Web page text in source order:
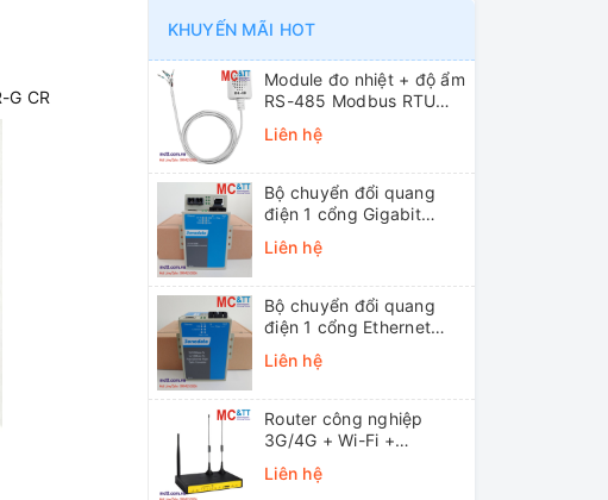
G CR
KHUYẾN MÃI HOT
Module đo nhiệt + độ ẩm
RS-485 Modbus RTU
ICP DAS DL-10 CR
Liên hệ
Bộ chuyển đổi quang
điện 1 cổng Gigabit
Ethernet 3Onedata
MODEL3012-S-SC-
mode, SC, 20KM)
Liên hệ
Bộ chuyển đổi quang
điện 1 cổng Ethernet
3onedata MODEL1100-
S-SC-20KM (Dual fiber,
Liên hệ
Router công nghiệp
3G/4G + Wi-Fi +
APN/VPN Four-Faith
F3436
Liên hệ